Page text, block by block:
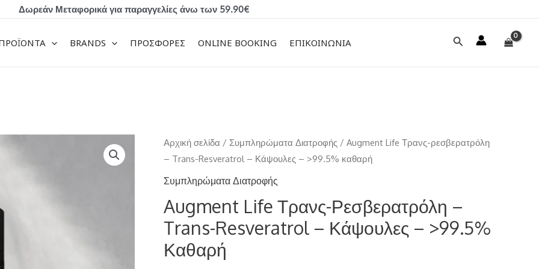
Δωρεάν Μεταφορικά για παραγγελίες άνω των 59.90€
BRANDS ΠΡΟΣΦΟΡΕΣ ONLINE BOOKING ΕΠΙΚΟΙΝΩΝΙΑ Αναζήτηση
Αρχική σελίδα / Συμπληρώματα Διατροφής / Augment Life Τρανς-ρεσβερατρόλη
– Trans-Resveratrol – Κάψουλες – >99.5% καθαρή
Συμπληρώματα Διατροφής
Augment Life Τρανς-Ρεσβερατρόλη –
Trans-Resveratrol – Κάψουλες – >99.5%
Καθαρή
Augment
Life
Τρανς-
-
Trans-
-